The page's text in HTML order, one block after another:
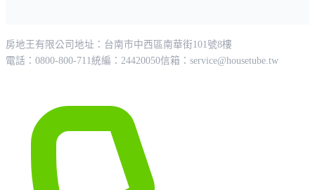
房地王有限公司 地址：台南市中西區南華街101號8樓
電話：0800-800-711統編：24420050信箱： service@housetube.tw